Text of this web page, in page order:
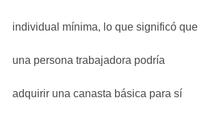
individual mínima, lo que significó que
una persona trabajadora podría
adquirir una canasta básica para sí